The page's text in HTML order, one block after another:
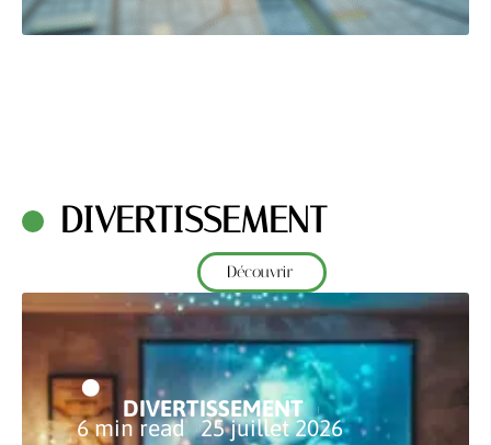
DIVERTISSEMENT
Découvrir
DIVERTISSEMENT
6 min read 25 juillet 2026